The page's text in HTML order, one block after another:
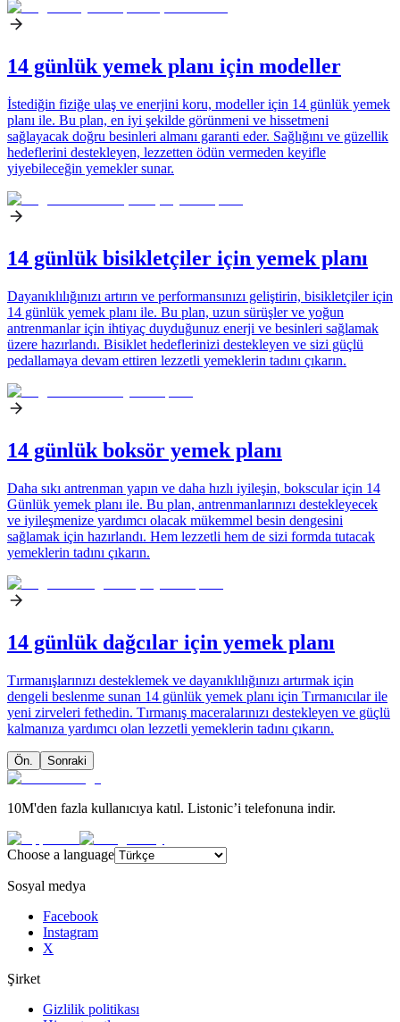
14 günlük yemek planı için modeller
İstediğin fiziğe ulaş ve enerjini koru, modeller için 14 günlük yemek
planı ile. Bu plan, en iyi şekilde görünmeni ve hissetmeni
sağlayacak doğru besinleri almanı garanti eder. Sağlığını ve güzellik
hedeflerini destekleyen, lezzetten ödün vermeden keyifle
yiyebileceğin yemekler sunar.
14 günlük bisikletçiler için yemek planı
Dayanıklılığınızı artırın ve performansınızı geliştirin, bisikletçiler için
14 günlük yemek planı ile. Bu plan, uzun sürüşler ve yoğun
antrenmanlar için ihtiyaç duyduğunuz enerji ve besinleri sağlamak
üzere hazırlandı. Bisiklet hedeflerinizi destekleyen ve sizi güçlü
pedallamaya devam ettiren lezzetli yemeklerin tadını çıkarın.
14 günlük boksör yemek planı
Daha sıkı antrenman yapın ve daha hızlı iyileşin, bokscular için 14
Günlük yemek planı ile. Bu plan, antrenmanlarınızı destekleyecek
ve iyileşmenize yardımcı olacak mükemmel besin dengesini
sağlamak için hazırlandı. Hem lezzetli hem de sizi formda tutacak
yemeklerin tadını çıkarın.
14 günlük dağcılar için yemek planı
Tırmanışlarınızı desteklemek ve dayanıklılığınızı artırmak için
dengeli beslenme sunan 14 günlük yemek planı için Tırmanıcılar ile
yeni zirveleri fethedin. Tırmanış maceralarınızı destekleyen ve güçlü
kalmanıza yardımcı olan lezzetli yemeklerin tadını çıkarın.
Ön. Sonraki
10M'den fazla kullanıcıya katıl. Listonic’i telefonuna indir.
Choose a language
Sosyal medya
Facebook
Instagram
X
Şirket
Gizlilik politikası